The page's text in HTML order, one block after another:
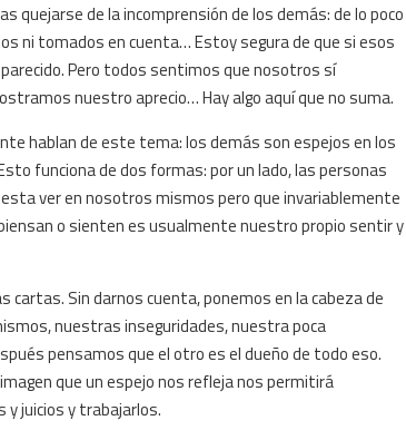
quejarse de la incomprensión de los demás: de lo poco
ni tomados en cuenta… Estoy segura de que si esos
Pero todos sentimos que nosotros sí
nuestro aprecio… Hay algo aquí que no suma.
hablan de este tema: los demás son espejos en los
funciona de dos formas: por un lado, las personas
ver en nosotros mismos pero que invariablemente
o sienten es usualmente nuestro propio sentir y
cartas. Sin darnos cuenta, ponemos en la cabeza de
nuestras inseguridades, nuestra poca
pensamos que el otro es el dueño de todo eso.
que un espejo nos refleja nos permitirá
y juicios y trabajarlos.